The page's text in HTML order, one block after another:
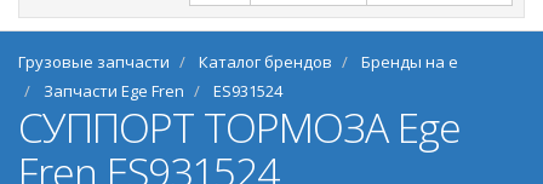
Грузовые запчасти Каталог брендов
Бренды на e
Запчасти Ege Fren
ES931524
СУППОРТ ТОРМОЗА Ege
Fren ES931524